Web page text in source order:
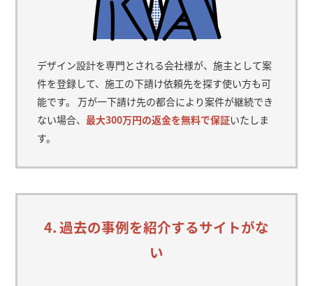
デザイン設計を専門とされる会社様が、施主として案
件を登録して、施工の下請け依頼先を探す使い方も可
能です。 万が一下請け先の都合により案件が継続でき
ない場合、最大300万円の返金を無料で保証いたしま
す。
4. 過去の事例を紹介するサイトがな
い